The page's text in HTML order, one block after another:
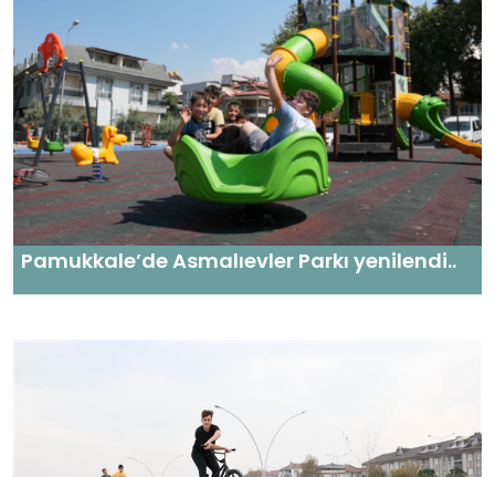
Pamukkale’de Asmalıevler Parkı yenilendi..